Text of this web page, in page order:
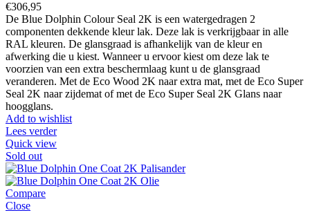
€306,95
De Blue Dolphin Colour Seal 2K is een watergedragen 2
componenten dekkende kleur lak. Deze lak is verkrijgbaar in alle
RAL kleuren. De glansgraad is afhankelijk van de kleur en
afwerking die u kiest. Wanneer u ervoor kiest om deze lak te
voorzien van een extra beschermlaag kunt u de glansgraad
veranderen. Met de Eco Wood 2K naar extra mat, met de Eco Super
Seal 2K naar zijdemat of met de Eco Super Seal 2K Glans naar
hoogglans.
Add to wishlist
Lees verder
Quick view
Sold out
Compare
Close